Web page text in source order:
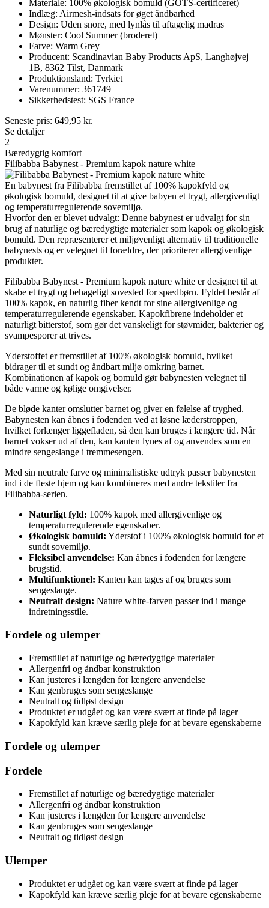
Materiale: 100% økologisk bomuld (GOTS-certificeret)
Indlæg: Airmesh-indsats for øget åndbarhed
Design: Uden snore, med lynlås til aftagelig madras
Mønster: Cool Summer (broderet)
Farve: Warm Grey
Producent: Scandinavian Baby Products ApS, Langhøjvej
1B, 8362 Tilst, Danmark
Produktionsland: Tyrkiet
Varenummer: 361749
Sikkerhedstest: SGS France
Seneste pris: 649,95 kr.
Se detaljer
2
Bæredygtig komfort
Filibabba Babynest - Premium kapok nature white
En babynest fra Filibabba fremstillet af 100% kapokfyld og
økologisk bomuld, designet til at give babyen et trygt, allergivenligt
og temperaturregulerende sovemiljø.
Hvorfor den er blevet udvalgt: Denne babynest er udvalgt for sin
brug af naturlige og bæredygtige materialer som kapok og økologisk
bomuld. Den repræsenterer et miljøvenligt alternativ til traditionelle
babynests og er velegnet til forældre, der prioriterer allergivenlige
produkter.
Filibabba Babynest - Premium kapok nature white er designet til at
skabe et trygt og behageligt sovested for spædbørn. Fyldet består af
100% kapok, en naturlig fiber kendt for sine allergivenlige og
temperaturregulerende egenskaber. Kapokfibrene indeholder et
naturligt bitterstof, som gør det vanskeligt for støvmider, bakterier og
svampesporer at trives.
Yderstoffet er fremstillet af 100% økologisk bomuld, hvilket
bidrager til et sundt og åndbart miljø omkring barnet.
Kombinationen af kapok og bomuld gør babynesten velegnet til
både varme og kølige omgivelser.
De bløde kanter omslutter barnet og giver en følelse af tryghed.
Babynesten kan åbnes i fodenden ved at løsne læderstroppen,
hvilket forlænger liggefladen, så den kan bruges i længere tid. Når
barnet vokser ud af den, kan kanten lynes af og anvendes som en
mindre sengeslange i tremmesengen.
Med sin neutrale farve og minimalistiske udtryk passer babynesten
ind i de fleste hjem og kan kombineres med andre tekstiler fra
Filibabba-serien.
Naturligt fyld: 100% kapok med allergivenlige og
temperaturregulerende egenskaber.
Økologisk bomuld: Yderstof i 100% økologisk bomuld for et
sundt sovemiljø.
Fleksibel anvendelse: Kan åbnes i fodenden for længere
brugstid.
Multifunktionel: Kanten kan tages af og bruges som
sengeslange.
Neutralt design: Nature white-farven passer ind i mange
indretningsstile.
Fordele og ulemper
Fremstillet af naturlige og bæredygtige materialer
Allergenfri og åndbar konstruktion
Kan justeres i længden for længere anvendelse
Kan genbruges som sengeslange
Neutralt og tidløst design
Produktet er udgået og kan være svært at finde på lager
Kapokfyld kan kræve særlig pleje for at bevare egenskaberne
Fordele og ulemper
Fordele
Fremstillet af naturlige og bæredygtige materialer
Allergenfri og åndbar konstruktion
Kan justeres i længden for længere anvendelse
Kan genbruges som sengeslange
Neutralt og tidløst design
Ulemper
Produktet er udgået og kan være svært at finde på lager
Kapokfyld kan kræve særlig pleje for at bevare egenskaberne